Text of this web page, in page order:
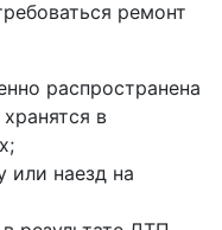
ремонт
распространена
в
или наезд на